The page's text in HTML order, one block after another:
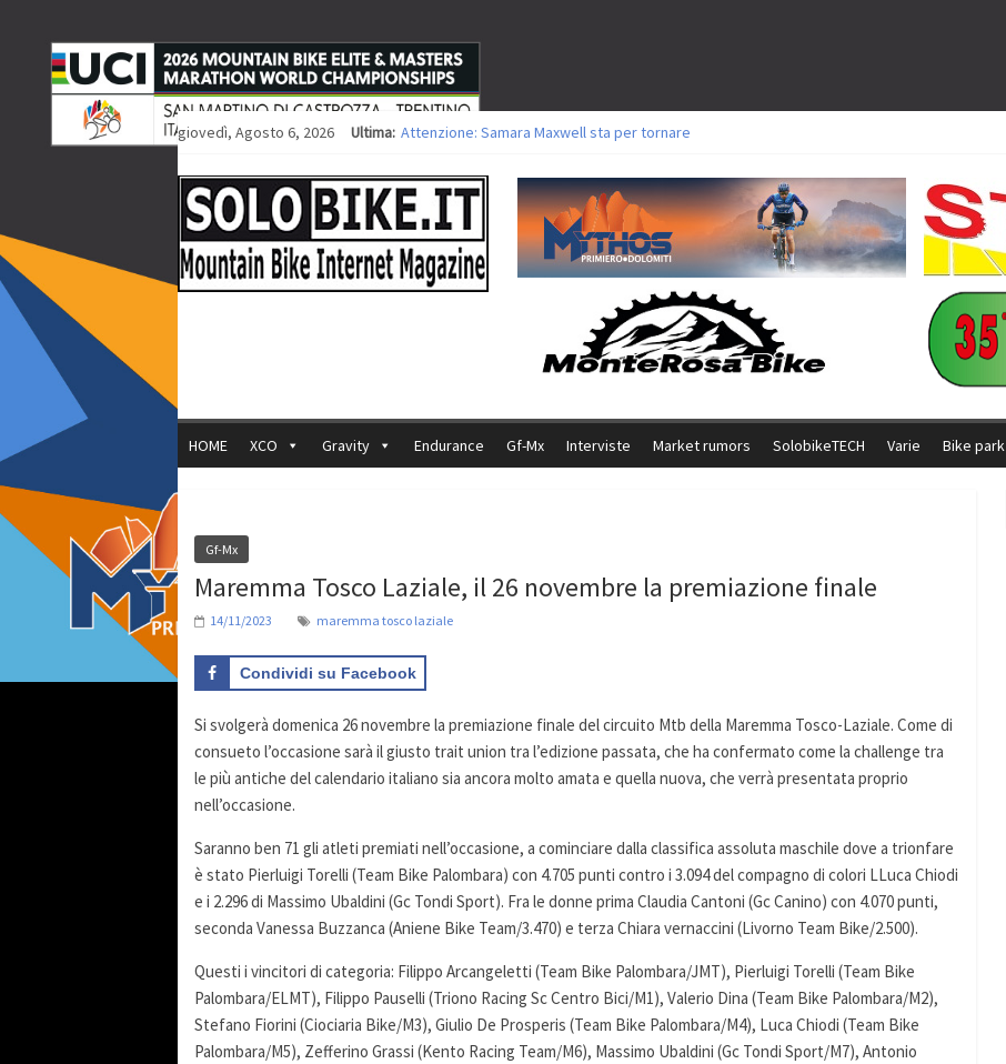
giovedì, Agosto 6, 2026 Ultima: Attenzione: Samara Maxwell sta per tornare
Europei XCO: vittorie per Ghibaudo, Grossmann e Gallis. Signorelli 5^ la migliore tra gli italiani
35ª Marathon Bike della Brianza: l’ultima sfida agonistica di una leggendaria storia
Europei MTB: il Team Relay firma il secondo argento azzurro a Monteceneri
HOME XCO Gravity Endurance Gf-Mx Interviste Market rumors SolobikeTECH Varie Bike park
Gf-Mx
Maremma Tosco Laziale, il 26 novembre la premiazione finale
14/11/2023 maremma tosco laziale
Condividi su Facebook
Si svolgerà domenica 26 novembre la premiazione finale del circuito Mtb della Maremma Tosco-Laziale. Come di
consueto l’occasione sarà il giusto trait union tra l’edizione passata, che ha confermato come la challenge tra
le più antiche del calendario italiano sia ancora molto amata e quella nuova, che verrà presentata proprio
nell’occasione.
Saranno ben 71 gli atleti premiati nell’occasione, a cominciare dalla classifica assoluta maschile dove a trionfare
è stato Pierluigi Torelli (Team Bike Palombara) con 4.705 punti contro i 3.094 del compagno di colori LLuca Chiodi
e i 2.296 di Massimo Ubaldini (Gc Tondi Sport). Fra le donne prima Claudia Cantoni (Gc Canino) con 4.070 punti,
seconda Vanessa Buzzanca (Aniene Bike Team/3.470) e terza Chiara vernaccini (Livorno Team Bike/2.500).
Questi i vincitori di categoria: Filippo Arcangeletti (Team Bike Palombara/JMT), Pierluigi Torelli (Team Bike
Palombara/ELMT), Filippo Pauselli (Triono Racing Sc Centro Bici/M1), Valerio Dina (Team Bike Palombara/M2),
Stefano Fiorini (Ciociaria Bike/M3), Giulio De Prosperis (Team Bike Palombara/M4), Luca Chiodi (Team Bike
Palombara/M5), Zefferino Grassi (Kento Racing Team/M6), Massimo Ubaldini (Gc Tondi Sport/M7), Antonio